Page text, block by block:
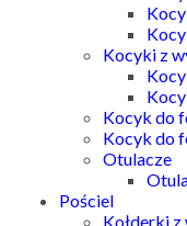
Kocyki z
Kocyk do
Kocyk do
Otulacze
Pościel
Kołderki z